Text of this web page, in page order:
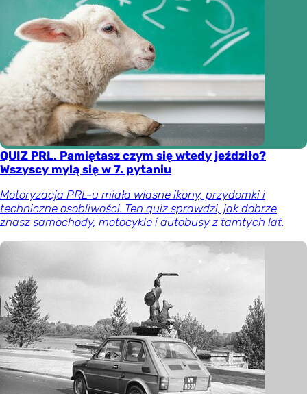
QUIZ PRL. Pamiętasz czym się wtedy jeździło?
Wszyscy mylą się w 7. pytaniu
Motoryzacja PRL-u miała własne ikony, przydomki i
techniczne osobliwości. Ten quiz sprawdzi, jak dobrze
znasz samochody, motocykle i autobusy z tamtych lat.